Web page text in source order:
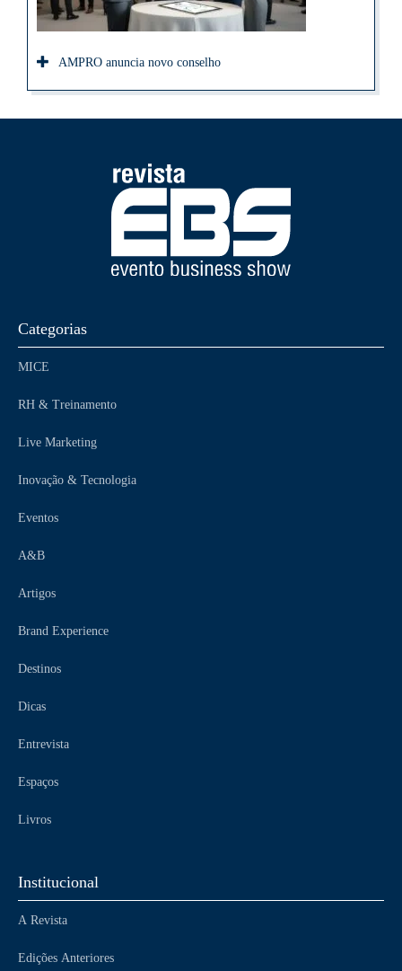
AMPRO anuncia novo conselho
Categorias
MICE
RH & Treinamento
Live Marketing
Inovação & Tecnologia
Eventos
A&B
Artigos
Brand Experience
Destinos
Dicas
Entrevista
Espaços
Livros
Institucional
A Revista
Edições Anteriores